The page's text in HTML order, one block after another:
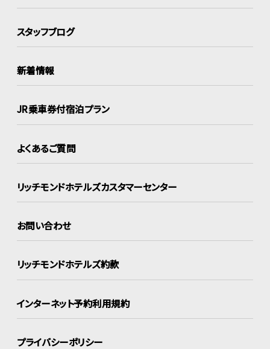
スタッフブログ
新着情報
JR乗車券付宿泊プラン
よくあるご質問
リッチモンドホテルズカスタマーセンター
お問い合わせ
リッチモンドホテルズ約款
インターネット予約利用規約
プライバシーポリシー